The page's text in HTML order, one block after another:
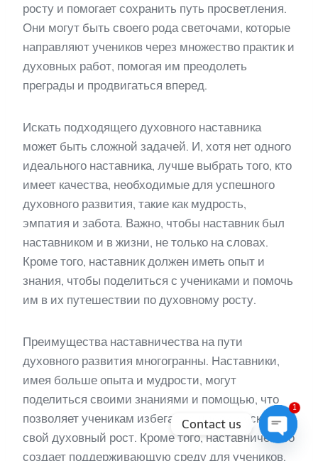
росту и помогает сохранить путь просветления.
Они могут быть своего рода светочами, которые
направляют учеников через множество практик и
духовных работ, помогая им преодолеть
преграды и продвигаться вперед.
Искать подходящего духовного наставника
может быть сложной задачей. И, хотя нет одного
идеального наставника, лучше выбрать того, кто
имеет качества, необходимые для успешного
духовного развития, такие как мудрость,
эмпатия и забота. Важно, чтобы наставник был
наставником и в жизни, не только на словах.
Кроме того, наставник должен иметь опыт и
знания, чтобы поделиться с учениками и помочь
им в их путешествии по духовному росту.
Преимущества наставничества на пути
духовного развития многогранны. Наставники,
имея больше опыта и мудрости, могут
поделиться своими знаниями и помощью, что
позволяет ученикам избегать ошибок и ускорить
свой духовный рост. Кроме того, наставничество
создает поддерживающую среду для учеников,
Contact us
Open
1